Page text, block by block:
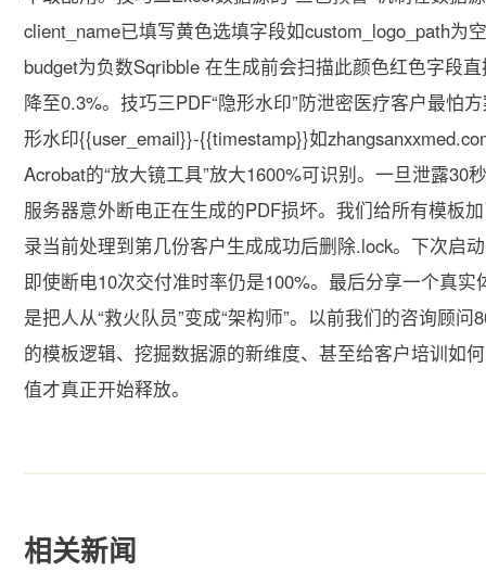
client_name已填写黄色选填字段如custom_logo_path
budget为负数Sqribble 在生成前会扫描此颜色红色字段
降至0.3%。技巧三PDF“隐形水印”防泄密医疗客户最怕
形水印{{user_email}}-{{timestamp}}如
Acrobat的“放大镜工具”放大1600%可识别。一旦泄露30
服务器意外断电正在生成的PDF损坏。我们给所有模板
录当前处理到第几份客户生成成功后删除.lock。下次启
即使断电10次交付准时率仍是100%。最后分享一个真
是把人从“救火队员”变成“架构师”。以前我们的咨询顾
的模板逻辑、挖掘数据源的新维度、甚至给客户培训如
值才真正开始释放。
相关新闻